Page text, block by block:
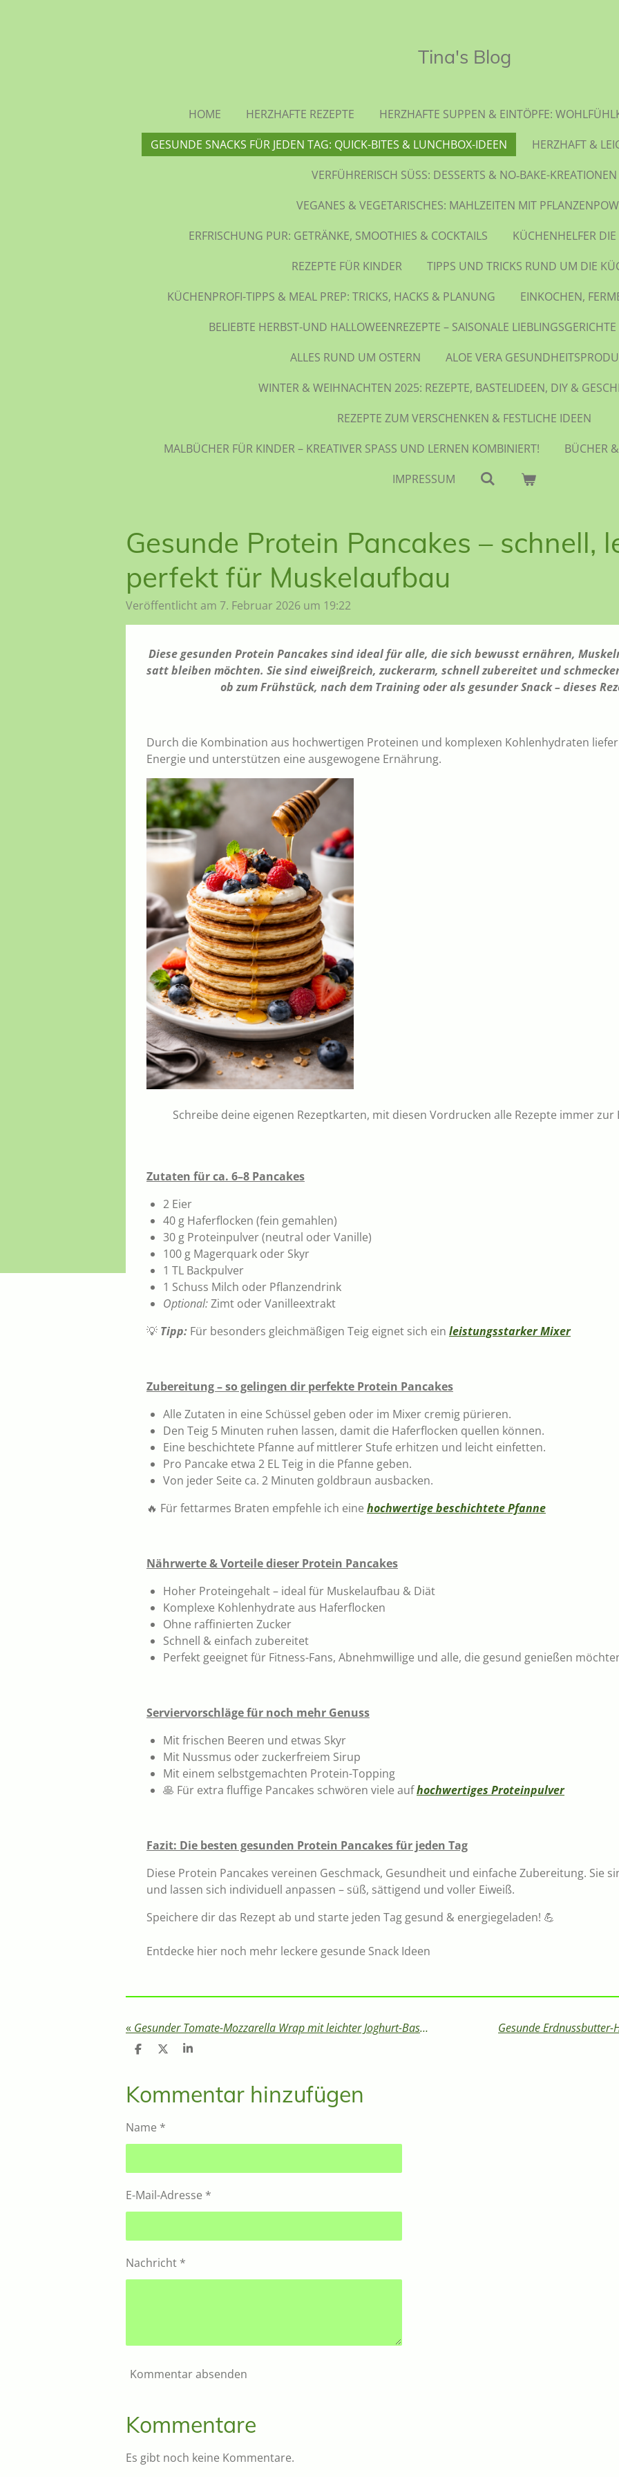
Tina's Blog
HOME HERZHAFTE REZEPTE
HERZHAFTE SUPPEN & EINTÖPFE:
GESUNDE SNACKS FÜR JEDEN TAG: QUICK-BITES & LUNCHBOX-IDEEN
HERZHAFT &
VERFÜHRERISCH SÜSS: DESSERTS & NO‑BAKE-KREATIONEN
VEGANES & VEGETARISCHES: MAHLZEITEN MIT
ERFRISCHUNG PUR: GETRÄNKE, SMOOTHIES & COCKTAILS
KÜCHENHELFER
REZEPTE FÜR KINDER
TIPPS UND TRICKS RUND UM DIE
KÜCHENPROFI-TIPPS & MEAL PREP: TRICKS, HACKS & PLANUNG
EINKOCHEN,
BELIEBTE HERBST-UND HALLOWEENREZEPTE – SAISONALE
ALLES RUND UM OSTERN
ALOE VERA
WINTER & WEIHNACHTEN 2025: REZEPTE, BASTELIDEEN, DIY &
REZEPTE ZUM VERSCHENKEN & FESTLICHE IDEEN
MALBÜCHER FÜR KINDER – KREATIVER SPASS UND LERNEN KOMBINIERT!
BÜCHER
IMPRESSUM
Gesunde Protein Pancakes – schnell,
perfekt für Muskelaufbau
Veröffentlicht am 7. Februar 2026 um 19:22
Diese gesunden Protein Pancakes sind ideal für alle, die sich bewusst ernähren,
satt bleiben möchten. Sie sind eiweißreich, zuckerarm, schnell zubereitet und
ob zum Frühstück, nach dem Training oder als gesunder Snack – dieses
Durch die Kombination aus hochwertigen Proteinen und komplexen Kohlenhydraten
Energie und unterstützen eine ausgewogene Ernährung.
Schreibe deine eigenen Rezeptkarten, mit diesen Vordrucken alle Rezepte immer
Zutaten für ca. 6–8 Pancakes
2 Eier
40 g Haferflocken (fein gemahlen)
30 g Proteinpulver (neutral oder Vanille)
100 g Magerquark oder Skyr
1 TL Backpulver
1 Schuss Milch oder Pflanzendrink
Optional:Zimt oder Vanilleextrakt
💡 Tipp: Für besonders gleichmäßigen Teig eignet sich ein leistungsstarker Mixer
Zubereitung – so gelingen dir perfekte Protein Pancakes
Alle Zutaten in eine Schüssel geben oder im Mixer cremig pürieren.
Den Teig 5 Minuten ruhen lassen, damit die Haferflocken quellen können.
Eine beschichtete Pfanne auf mittlerer Stufe erhitzen und leicht einfetten.
Pro Pancake etwa 2 EL Teig in die Pfanne geben.
Von jeder Seite ca. 2 Minuten goldbraun ausbacken.
🔥 Für fettarmes Braten empfehle ich eine hochwertige beschichtete Pfanne
Nährwerte & Vorteile dieser Protein Pancakes
Hoher Proteingehalt – ideal für Muskelaufbau & Diät
Komplexe Kohlenhydrate aus Haferflocken
Ohne raffinierten Zucker
Schnell & einfach zubereitet
Perfekt geeignet für Fitness-Fans, Abnehmwillige und alle, die gesund genießen
Serviervorschläge für noch mehr Genuss
Mit frischen Beeren und etwas Skyr
Mit Nussmus oder zuckerfreiem Sirup
Mit einem selbstgemachten Protein-Topping
🥞 Für extra fluffige Pancakes schwören viele aufhochwertiges Proteinpulver
Fazit: Die besten gesunden Protein Pancakes für jeden Tag
Diese Protein Pancakes vereinen Geschmack, Gesundheit und einfache Zubereitung. Sie
und lassen sich individuell anpassen – süß, sättigend und voller Eiweiß.
Speichere dir das Rezept ab und starte jeden Tag gesund & energiegeladen! 💪
Entdecke hier noch mehr leckere gesunde Snack Ideen
« Gesunder Tomate-Mozzarella Wrap mit leichter Joghurt-Basilikum-Soße
T
l
e
T
e
T
e
Kommentar hinzufügen
Name *
E-Mail-Adresse *
Nachricht *
Kommentar absenden
Kommentare
Es gibt noch keine Kommentare.